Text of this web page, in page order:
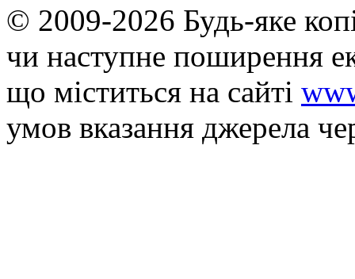
© 2009-2026 Будь-яке
чи наступне поширення
що мiститься на сайті
умов вказання джерела